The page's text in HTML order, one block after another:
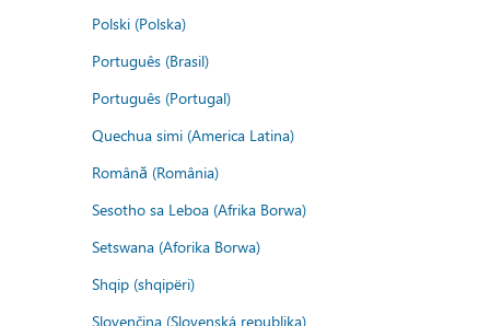
Polski (Polska)
Português (Brasil)
Português (Portugal)
Quechua simi (America Latina)
Română (România)
Sesotho sa Leboa (Afrika Borwa)
Setswana (Aforika Borwa)
Shqip (shqipëri)
Slovenčina (Slovenská republika)